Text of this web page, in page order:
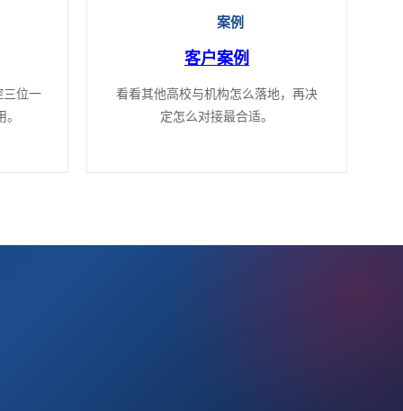
三位一
案例
客户案例
看看其他高校与机构怎么落地，再决
定怎么对接最合适。